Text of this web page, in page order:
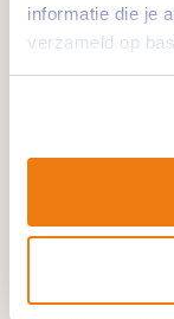
informatie die je
verzameld op
Lengte: 2,9
IJzeren man
passeert
paden geniet
In het
grootste deel